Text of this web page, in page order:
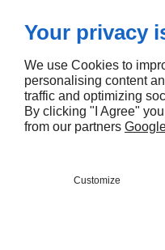
Hauteur à
maturité: 4.50 m
Exposition : Soleil
€28,00 EUR
Your privacy
We use Cookies to
personalising content
traffic and optimizing
By clicking "I Agree"
from our partners
Customize